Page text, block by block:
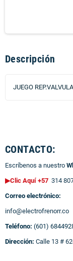
Descripción
JUEGO
CONTACTO:
Escríbenos a nuestro
▶Clic Aquí +57 314
Correo electrónico:
info@electrofrenorr.co
Teléfono: (601)
Dirección: Calle 13 #